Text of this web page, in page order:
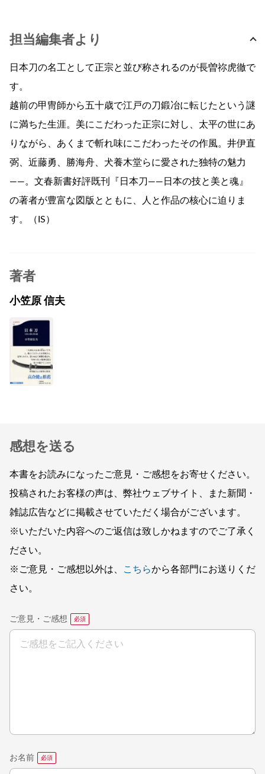
担当編集者より
日本刀の名工として正宗と並び称されるのが長曽祢虎徹で
す。
越前の甲冑師から五十歳で江戸の刀鍛冶に転じたという謎
に満ちた生涯。美にこだわった正宗に対し、太平の世にあ
りながら、あくまで斬れ味にこだわったその作風。井伊直
弼、近藤勇、勝海舟、犬養木堂らに愛された独特の魅力
――。文春新書好評既刊『日本刀――日本の技と美と魂』
の著者が豊富な図版とともに、人と作品の核心に迫りま
す。（IS）
著者
小笠原 信夫
感想を送る
本書をお読みになったご意見・ご感想をお寄せください。
投稿されたお客様の声は、弊社ウェブサイト、また新聞・
雑誌広告などに掲載させていただく場合がございます。
※いただいた内容へのご返信は致しかねますのでご了承く
ださい。
※ご意見・ご感想以外は、
こちらから各部門にお送りくだ
さい。
ご意見・ご感想
お名前